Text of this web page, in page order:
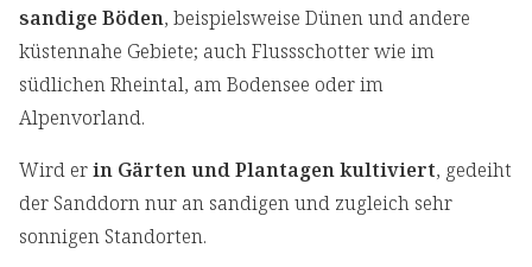
sandige Böden, beispielsweise Dünen und andere
küstennahe Gebiete; auch Flussschotter wie im
südlichen Rheintal, am Bodensee oder im
Alpenvorland.
Wird erin Gärten und Plantagen kultiviert, gedeiht
der Sanddorn nur an sandigen und zugleich sehr
sonnigen Standorten.